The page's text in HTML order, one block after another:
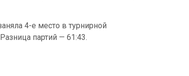
4-е место в турнирной
партий — 61:43.